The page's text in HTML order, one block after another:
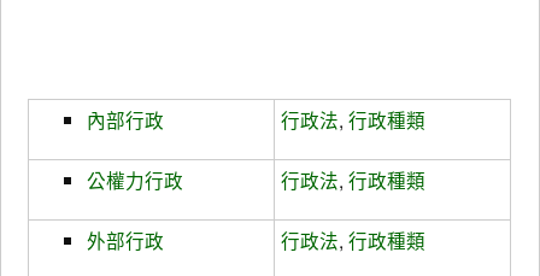
內部行政 行政法,行政種類
公權力行政 行政法,行政種類
外部行政 行政法,行政種類